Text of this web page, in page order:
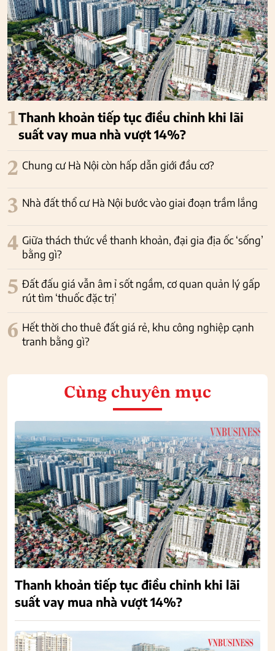
1Thanh khoản tiếp tục điều chỉnh khi lãi
suất vay mua nhà vượt 14%?
2 Chung cư Hà Nội còn hấp dẫn giới đầu cơ?
3 Nhà đất thổ cư Hà Nội bước vào giai đoạn trầm lắng
4 Giữa thách thức về thanh khoản, đại gia địa ốc ‘sống’
bằng gì?
5 Đất đấu giá vẫn âm ỉ sốt ngầm, cơ quan quản lý gấp
rút tìm ‘thuốc đặc trị’
6 Hết thời cho thuê đất giá rẻ, khu công nghiệp cạnh
tranh bằng gì?
Cùng chuyên mục
Thanh khoản tiếp tục điều chỉnh khi lãi
suất vay mua nhà vượt 14%?